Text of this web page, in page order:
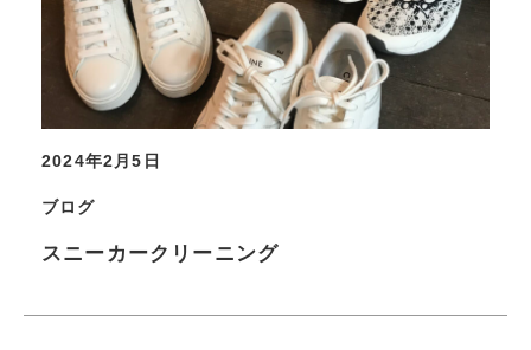
2024年2月5日
ブログ
スニーカークリーニング